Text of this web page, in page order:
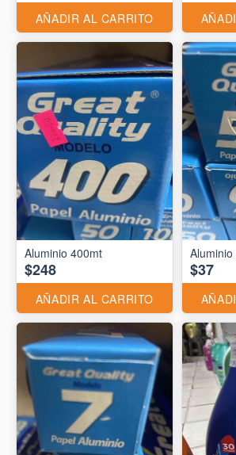
AÑADIR AL CARRITO
Aluminio 400mt
$248
AÑADIR AL CARRITO
$37